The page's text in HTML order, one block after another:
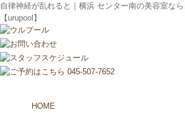
自律神経が乱れると｜横浜 センター南の美容室な
【urupool】
HOME